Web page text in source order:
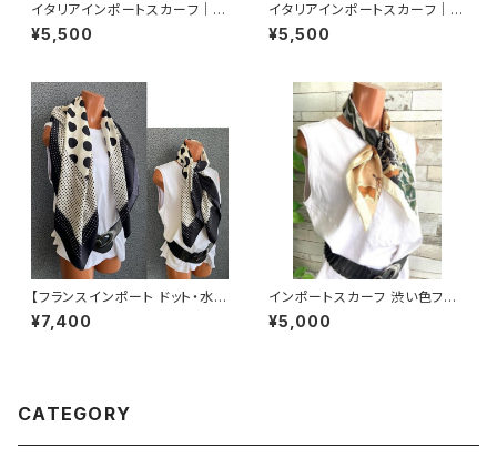
イタリアインポートスカーフ｜小
さめスカーフ ツヤスカーフ・SIL
K風 バッグスカーフ/オレンジ＆
¥5,500
イタリアインポートスカーフ｜小
さめツヤスカーフ・SILK風 バッ
グスカーフ/ブルーストライプ・チ
¥5,500
【フランスインポート ドット・水玉
大判スカーフ】90cmスクエア
スカーフ/ホワイト＆ブラックMIX
¥7,400
インポートスカーフ 渋い色フラ
ワー小さめスカーフ ツヤスカー
フ・バッグスカーフ/カーキフラワ
¥5,000
CATEGORY